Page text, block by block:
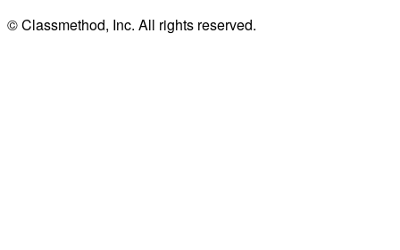
© Classmethod, Inc. All rights reserved.